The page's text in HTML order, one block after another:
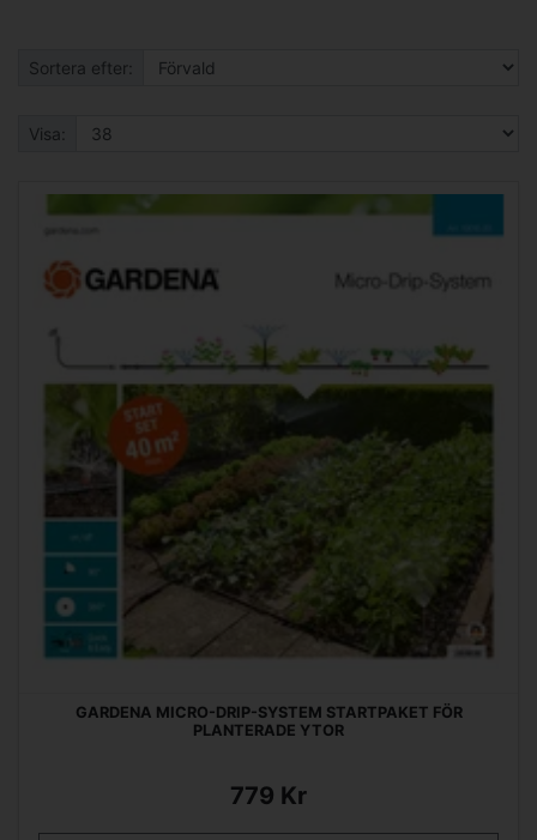
Sortera efter:
Visa:
GARDENA MICRO-DRIP-SYSTEM STARTPAKET FÖR
PLANTERADE YTOR
779 Kr